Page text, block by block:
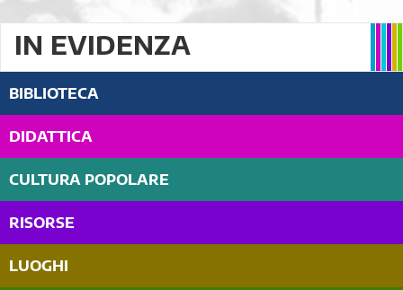
IN EVIDENZA
BIBLIOTECA
DIDATTICA
CULTURA POPOLARE
RISORSE
LUOGHI